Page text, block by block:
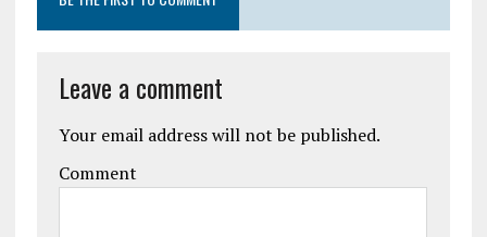
Leave a comment
Your email address will not be published.
Comment